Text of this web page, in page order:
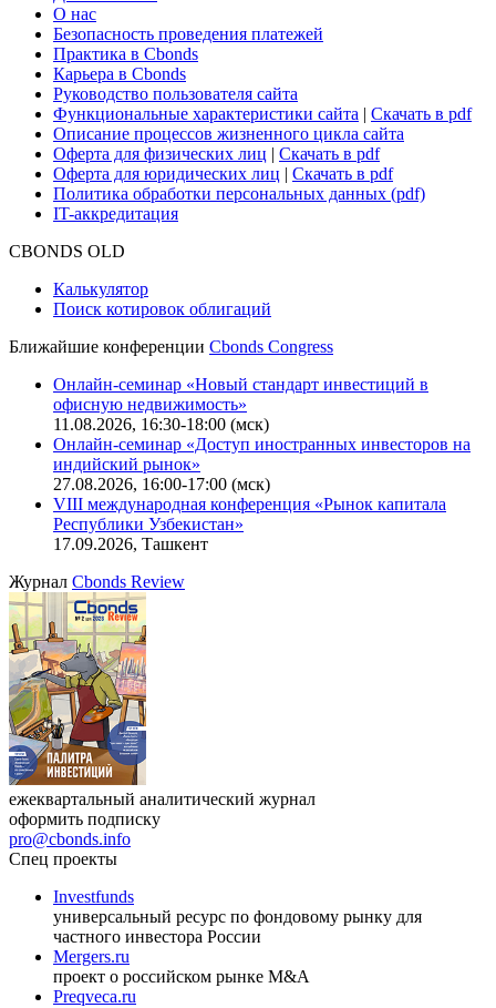
О нас
Безопасность проведения платежей
Практика в Cbonds
Карьера в Cbonds
Руководство пользователя сайта
Функциональные характеристики сайта | Скачать в pdf
Описание процессов жизненного цикла сайта
Оферта для физических лиц | Скачать в pdf
Оферта для юридических лиц | Скачать в pdf
Политика обработки персональных данных (pdf)
IT-аккредитация
CBONDS OLD
Калькулятор
Поиск котировок облигаций
Ближайшие конференции Cbonds Congress
Онлайн-семинар «Новый стандарт инвестиций в
офисную недвижимость»
11.08.2026, 16:30-18:00 (мск)
Онлайн-семинар «Доступ иностранных инвесторов на
индийский рынок»
27.08.2026, 16:00-17:00 (мск)
VIII международная конференция «Рынок капитала
Республики Узбекистан»
17.09.2026, Ташкент
Журнал Cbonds Review
ежеквартальный аналитический журнал
оформить подписку
pro@cbonds.info
Спец проекты
Investfunds
универсальный ресурс по фондовому рынку для
частного инвестора России
Mergers.ru
проект о российском рынке M&A
Preqveca.ru